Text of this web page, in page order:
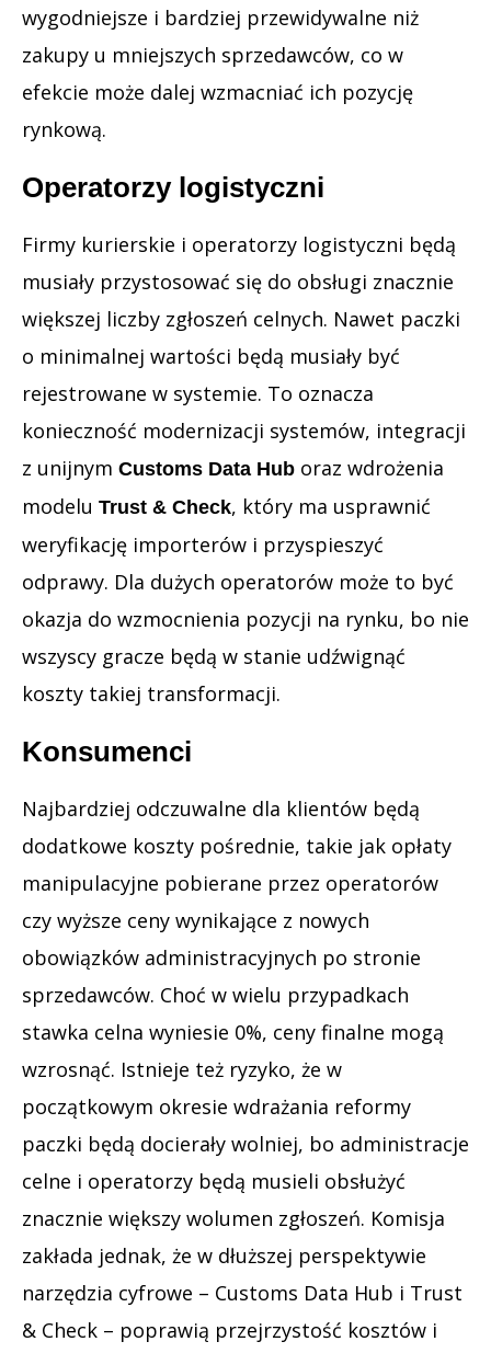
wygodniejsze i bardziej przewidywalne niż
zakupy u mniejszych sprzedawców, co w
efekcie może dalej wzmacniać ich pozycję
rynkową.
Operatorzy logistyczni
Firmy kurierskie i operatorzy logistyczni będą
musiały przystosować się do obsługi znacznie
większej liczby zgłoszeń celnych. Nawet paczki
o minimalnej wartości będą musiały być
rejestrowane w systemie. To oznacza
konieczność modernizacji systemów, integracji
z unijnym Customs Data Hub oraz wdrożenia
modelu Trust & Check, który ma usprawnić
weryfikację importerów i przyspieszyć
odprawy. Dla dużych operatorów może to być
okazja do wzmocnienia pozycji na rynku, bo nie
wszyscy gracze będą w stanie udźwignąć
koszty takiej transformacji.
Konsumenci
Najbardziej odczuwalne dla klientów będą
dodatkowe koszty pośrednie, takie jak opłaty
manipulacyjne pobierane przez operatorów
czy wyższe ceny wynikające z nowych
obowiązków administracyjnych po stronie
sprzedawców. Choć w wielu przypadkach
stawka celna wyniesie 0%, ceny finalne mogą
wzrosnąć. Istnieje też ryzyko, że w
początkowym okresie wdrażania reformy
paczki będą docierały wolniej, bo administracje
celne i operatorzy będą musieli obsłużyć
znacznie większy wolumen zgłoszeń. Komisja
zakłada jednak, że w dłuższej perspektywie
narzędzia cyfrowe – Customs Data Hub i Trust
& Check – poprawią przejrzystość kosztów i